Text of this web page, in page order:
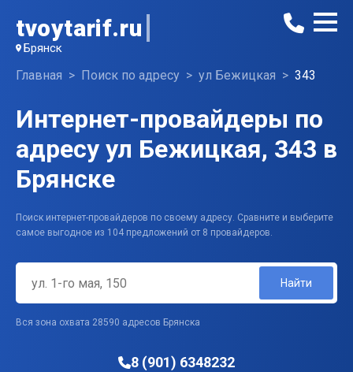
tvoytarif.ru
Брянск
Главная Поиск по адресу ул Бежицкая 343
Интернет-провайдеры по
адресу ул Бежицкая, 343 в
Брянске
Поиск интернет-провайдеров по своему адресу. Сравните и выберите
самое выгодное из 104 предложений от 8 провайдеров.
Найти
Вся зона охвата 28590 адресов Брянска
8 (901) 6348232